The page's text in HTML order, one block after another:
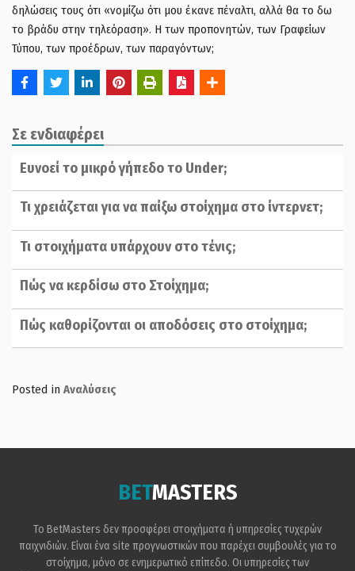
δηλώσεις τους ότι «νομίζω ότι μου έκανε πέναλτι, αλλά θα το δω
το βράδυ στην τηλεόραση». Η των προπονητών, των Γραφείων
Τύπου, των προέδρων, των παραγόντων;
Σε ενδιαφέρει
Ευνοεί το μικρό γήπεδο το Under;
Τι χρειάζεται για να παίξω στοίχημα στο ίντερνετ;
Τι στοιχήματα υπάρχουν στο τένις;
Πώς να κερδίσω στο Στοίχημα;
Πώς καθορίζονται οι αποδόσεις στο στοίχημα;
Posted in Αναλύσεις
BETMASTERS
Το BetMasters δεν προσφέρει στοιχήματα ή υπηρεσίες τυχερών
παιχνιδιών. Είναι ένα site προγνωστικών που παρέχει συμβουλές για το
στοίχημα, μόνο σε ενημερωτικό επίπεδο. Οι υπηρεσίες των